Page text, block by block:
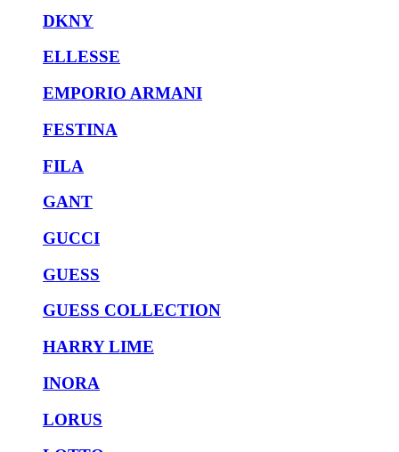
DKNY
ELLESSE
EMPORIO ARMANI
FESTINA
FILA
GANT
GUCCI
GUESS
GUESS COLLECTION
HARRY LIME
INORA
LORUS